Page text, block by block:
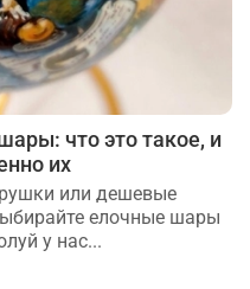
что это такое, и
их
или дешевые
елочные шары
у нас...